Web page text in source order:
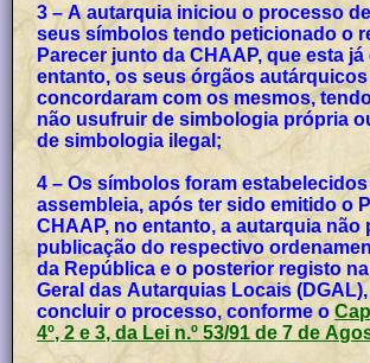
3 – A autarquia iniciou o processo
seus símbolos tendo peticionado o
Parecer junto da CHAAP, que esta
entanto, os seus órgãos
concordaram com os mesmos,
não usufruir de simbologia própria
de simbologia ilegal;
4 – Os símbolos foram
assembleia, após ter sido emitido o
CHAAP, no entanto, a autarquia não
publicação do respectivo
da República e o posterior registo
Geral das Autarquias Locais
concluir o processo, conforme o
4º, 2 e 3, da Lei n.º 53/91 de 7 de